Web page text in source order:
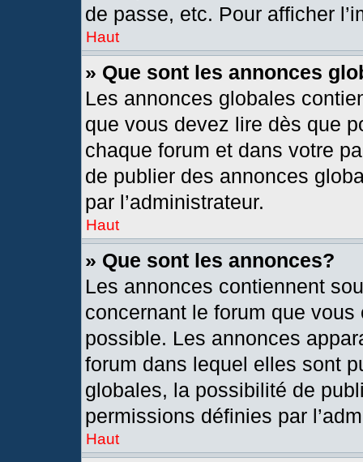
de passe, etc. Pour afficher
Haut
» Que sont les annonces
Les annonces globales
que vous devez lire dès que
chaque forum et dans votre
de publier des annonces
par l’administrateur.
Haut
» Que sont les annonces?
Les annonces contiennent
concernant le forum que
possible. Les annonces
forum dans lequel elles sont
globales, la possibilité de
permissions définies par
Haut